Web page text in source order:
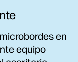
en
equipo